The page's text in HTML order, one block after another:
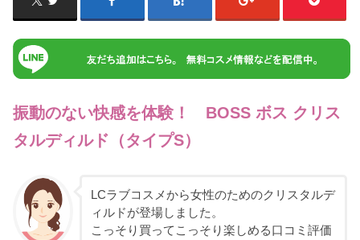
振動のない快感を体験！ BOSS ボス クリス
タルディルド（タイプS）
LCラブコスメから女性のためのクリスタルデ
ィルドが登場しました。
こっそり買ってこっそり楽しめる口コミ評価